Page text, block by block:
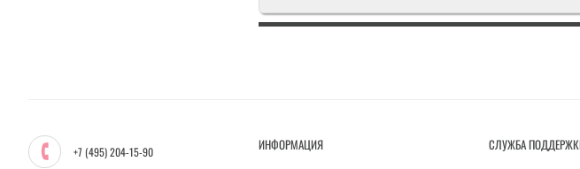
+7 (495) 204-15-90 ИНФОРМАЦИЯ СЛУЖБА